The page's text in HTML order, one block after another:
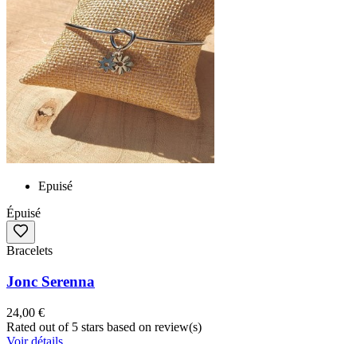
Epuisé
Épuisé
Bracelets
Jonc Serenna
24,00 €
Rated out of 5 stars based on review(s)
Voir détails